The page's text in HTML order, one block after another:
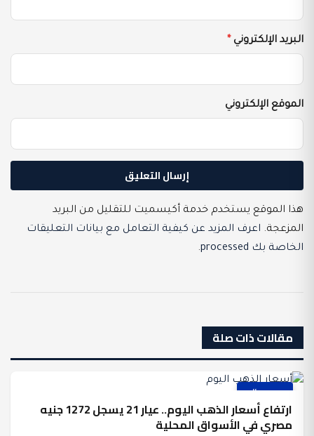
البريد الإلكتروني *
الموقع الإلكتروني
هذا الموقع يستخدم خدمة أكيسميت للتقليل من البريد
المزعجة. اعرف المزيد عن كيفية التعامل مع بيانات التعليقات
الخاصة بك processed
.
مقالات ذات صلة
عرب وعالم
ارتفاع أسعار الذهب اليوم.. عيار 21 يسجل 1272 جنيه
مصري في الأسواق المحلية